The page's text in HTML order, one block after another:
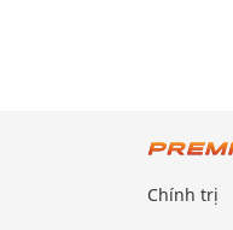
Chính trị